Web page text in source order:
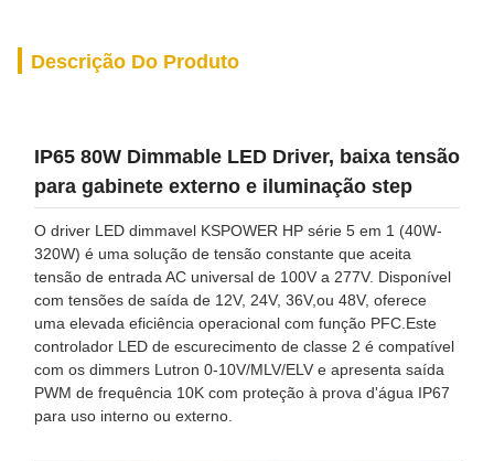
Descrição Do Produto
IP65 80W Dimmable LED Driver, baixa tensão
para gabinete externo e iluminação step
O driver LED dimmavel KSPOWER HP série 5 em 1 (40W-
320W) é uma solução de tensão constante que aceita
tensão de entrada AC universal de 100V a 277V. Disponível
com tensões de saída de 12V, 24V, 36V,ou 48V, oferece
uma elevada eficiência operacional com função PFC.Este
controlador LED de escurecimento de classe 2 é compatível
com os dimmers Lutron 0-10V/MLV/ELV e apresenta saída
PWM de frequência 10K com proteção à prova d'água IP67
para uso interno ou externo.